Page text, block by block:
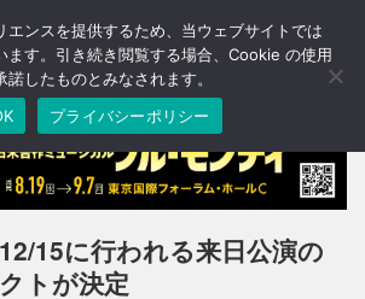
T
o
n
a
v
g
15に行われる来日公演の
トが決定
エンスを提供するため、当ウェブサイトでは
ます。引き続き閲覧する場合、Cookie の使用
諾したものとみなされます。
プライバシーポリシー